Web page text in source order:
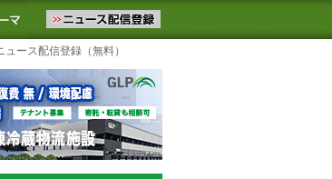
けします。物流ニュースメール配信を登録す
追加 よく見るテーマ
ュース配信登録（無料）